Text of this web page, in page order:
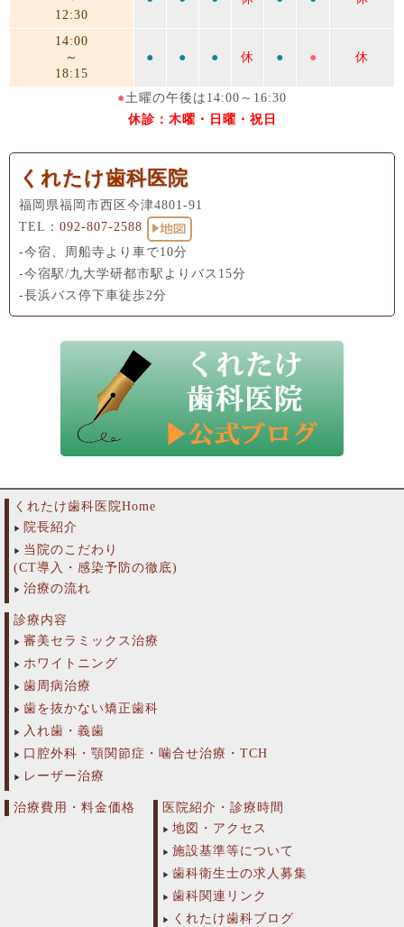
12:30
14:00
～
18:15
● ● ● 休 ● ● 休
●土曜の午後は14:00～16:30
休診：木曜・日曜・祝日
くれたけ歯科医院
福岡県福岡市西区今津4801-91
TEL： 092-807-2588
-今宿、周船寺より車で10分
-今宿駅/九大学研都市駅よりバス15分
-長浜バス停下車徒歩2分
くれたけ歯科医院Home
院長紹介
当院のこだわり
(CT導入・感染予防の徹底)
治療の流れ
診療内容
審美セラミックス治療
ホワイトニング
歯周病治療
歯を抜かない矯正歯科
入れ歯・義歯
口腔外科・顎関節症・噛合せ治療・TCH
レーザー治療
治療費用・料金価格
医院紹介・診療時間
地図・アクセス
施設基準等について
歯科衛生士の求人募集
歯科関連リンク
くれたけ歯科ブログ